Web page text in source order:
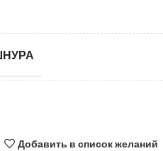
Добавить в список желаний